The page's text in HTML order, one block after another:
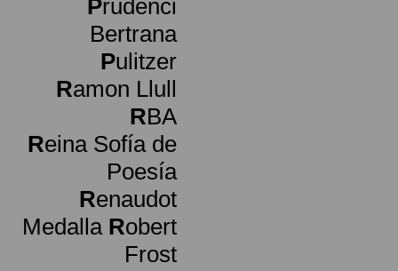
Prudenci
Bertrana
Pulitzer
Ramon Llull
RBA
Reina Sofía de
Poesía
Renaudot
Medalla Robert
Frost